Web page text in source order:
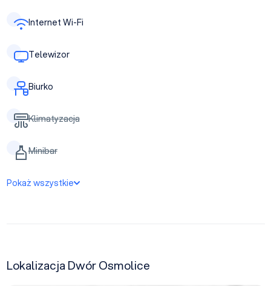
Internet Wi-Fi
Telewizor
Biurko
Klimatyzacja
Minibar
Pokaż wszystkie
Lokalizacja Dwór Osmolice